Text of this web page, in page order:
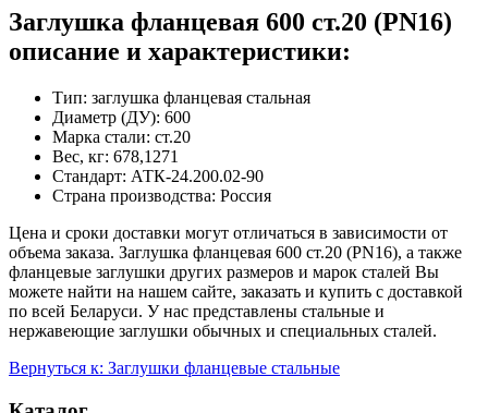
Заглушка фланцевая 600 ст.20 (PN16)
описание и характеристики:
Тип: заглушка фланцевая стальная
Диаметр (ДУ): 600
Марка стали: ст.20
Вес, кг: 678,1271
Стандарт: АТК-24.200.02-90
Страна производства: Россия
Цена и сроки доставки могут отличаться в зависимости от
объема заказа. Заглушка фланцевая 600 ст.20 (PN16), а также
фланцевые заглушки других размеров и марок сталей Вы
можете найти на нашем сайте, заказать и купить с доставкой
по всей Беларуси. У нас представлены стальные и
нержавеющие заглушки обычных и специальных сталей.
Вернуться к: Заглушки фланцевые стальные